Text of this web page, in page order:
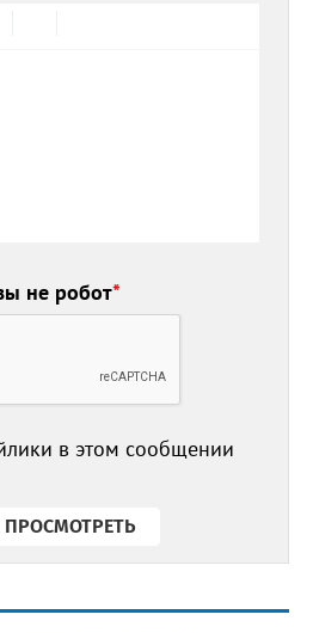
не робот*
в этом сообщении